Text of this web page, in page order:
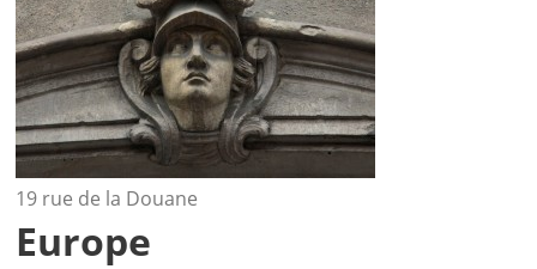
19 rue de la Douane
Europe